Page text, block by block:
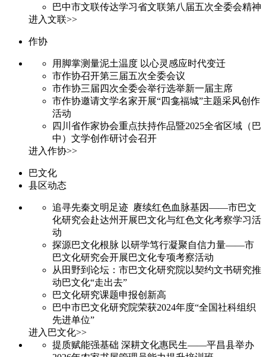
巴中市文联传达学习省文联第八届五次全委会精神
进入文联>>
作协
用脚掌测量泥土温度 以心灵感应时代变迁
市作协召开第三届五次全委会议
市作协三届四次全委会举行选举新一届主席
市作协邀请文学名家开展“四龛福城”主题采风创作
活动
四川省作家协会重点扶持作品暨2025全省区域（巴
中）文学创作研讨会召开
进入作协>>
巴文化
县区动态
追寻先秦文明足迹 赓续红色血脉基因——市巴文
化研究会赴达州开展巴文化与红色文化考察学习活
动
探源巴文化根脉 以研学笃行凝聚自信力量——市
巴文化研究会开展巴文化专项考察活动
从田野到论坛：市巴文化研究院以契约文书研究推
动巴文化“走出去”
巴文化研究课题申报创新高
巴中市巴文化研究院荣获2024年度“全国社科组织
先进单位”
进入巴文化>>
提质赋能强基础 深耕文化惠民生——平昌县举办